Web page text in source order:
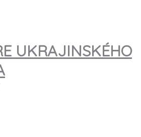
UKRAJINSKÉHO